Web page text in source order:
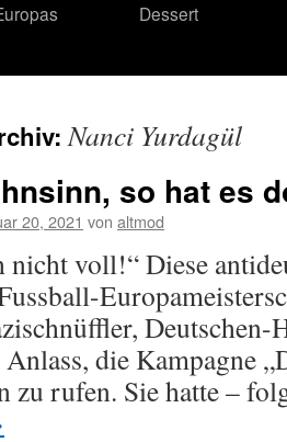
Dessert
Nanci Yurdagül
so hat es
20, 2021 von altmod
nicht voll!“ Diese
Deutschen-
die Kampagne
zu rufen. Sie hatte –